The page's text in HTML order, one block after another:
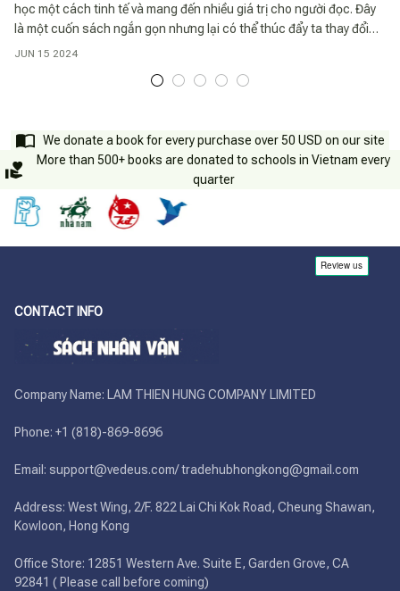
học một cách tinh tế và mang đến nhiều giá trị cho người đọc. Đây
là một cuốn sách ngắn gọn nhưng lại có thể thúc đẩy ta thay đổi
quan niệm về việc tự học và khuyến khích ta luôn cải thiện bản thân
JUN 15 2024
We donate a book for every purchase over 50 USD on our site
More than 500+ books are donated to schools in Vietnam every
quarter
CONTACT INFO
Company Name: LAM THIEN HUNG COMPANY LIMITED
Phone: +1 (818)-869-8696
Email: support@vedeus.com/ tradehubhongkong@gmail.com
Address: West Wing, 2/F. 822 Lai Chi Kok Road, Cheung Shawan,
Kowloon, Hong Kong
Office Store: 12851 Western Ave. Suite E, Garden Grove, CA
92841 ( Please call before coming)